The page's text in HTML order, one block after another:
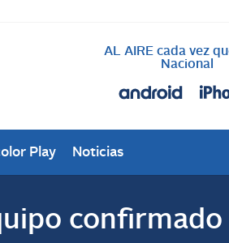
AL AIRE cada vez
Nacional
Play Noticias
confirmado